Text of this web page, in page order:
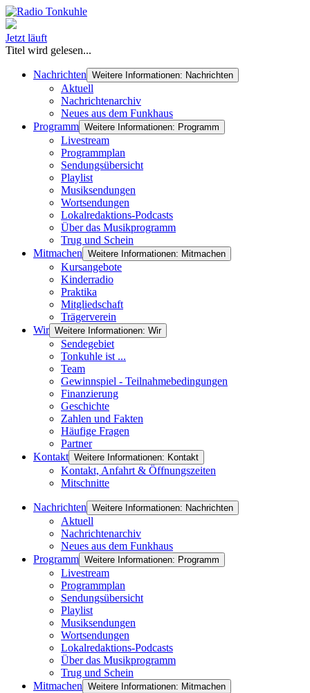
Jetzt läuft
Titel wird gelesen...
Nachrichten Weitere Informationen: Nachrichten
Aktuell
Nachrichtenarchiv
Neues aus dem Funkhaus
Programm Weitere Informationen: Programm
Livestream
Programmplan
Sendungsübersicht
Playlist
Musiksendungen
Wortsendungen
Lokalredaktions-Podcasts
Über das Musikprogramm
Trug und Schein
Mitmachen Weitere Informationen: Mitmachen
Kursangebote
Kinderradio
Praktika
Mitgliedschaft
Trägerverein
Wir Weitere Informationen: Wir
Sendegebiet
Tonkuhle ist ...
Team
Gewinnspiel - Teilnahmebedingungen
Finanzierung
Geschichte
Zahlen und Fakten
Häufige Fragen
Partner
Kontakt Weitere Informationen: Kontakt
Kontakt, Anfahrt & Öffnungszeiten
Mitschnitte
Nachrichten Weitere Informationen: Nachrichten
Aktuell
Nachrichtenarchiv
Neues aus dem Funkhaus
Programm Weitere Informationen: Programm
Livestream
Programmplan
Sendungsübersicht
Playlist
Musiksendungen
Wortsendungen
Lokalredaktions-Podcasts
Über das Musikprogramm
Trug und Schein
Mitmachen Weitere Informationen: Mitmachen